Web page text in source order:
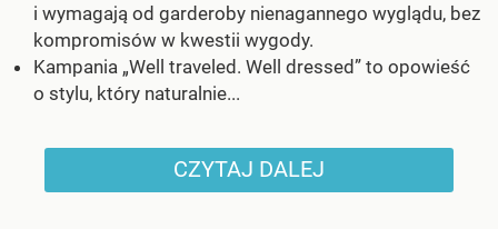
i wymagają od garderoby nienagannego wyglądu, bez
kompromisów w kwestii wygody.
Kampania „Well traveled. Well dressed” to opowieść
o stylu, który naturalnie...
CZYTAJ DALEJ